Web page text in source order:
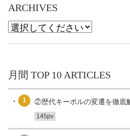
ARCHIVES
月間 TOP 10 ARTICLES
1 ②歴代キーポルの変遷を徹底
145pv